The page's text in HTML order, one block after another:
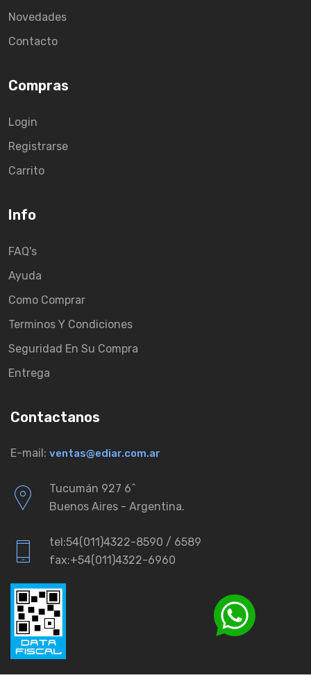
Novedades
Contacto
Compras
Login
Registrarse
Carrito
Info
FAQ's
Ayuda
Como Comprar
Terminos Y Condiciones
Seguridad En Su Compra
Entrega
Contactanos
E-mail: ventas@ediar.com.ar
Tucumán 927 6ˆ
Buenos Aires - Argentina.
tel:54(011)4322-8590 / 6589
fax:+54(011)4322-6960